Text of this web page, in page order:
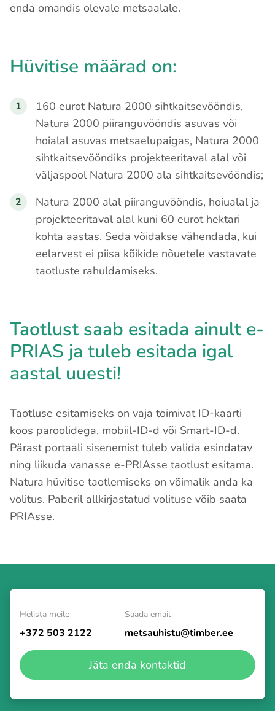
enda omandis olevale metsaalale.
Hüvitise määrad on:
160 eurot Natura 2000 sihtkaitsevööndis,
Natura 2000 piiranguvööndis asuvas või
hoialal asuvas metsaelupaigas, Natura 2000
sihtkaitsevööndiks projekteeritaval alal või
väljaspool Natura 2000 ala sihtkaitsevööndis;
Natura 2000 alal piiranguvööndis, hoiualal ja
projekteeritaval alal kuni 60 eurot hektari
kohta aastas. Seda võidakse vähendada, kui
eelarvest ei piisa kõikide nõuetele vastavate
taotluste rahuldamiseks.
Taotlust saab esitada ainult e-
PRIAS ja tuleb esitada igal
aastal uuesti!
Taotluse esitamiseks on vaja toimivat ID-kaarti
koos paroolidega, mobiil-ID-d või Smart-ID-d.
Pärast portaali sisenemist tuleb valida esindatav
ning liikuda vanasse e-PRIAsse taotlust esitama.
Natura hüvitise taotlemiseks on võimalik anda ka
volitus. Paberil allkirjastatud volituse võib saata
PRIAsse.
Helista meile
+372 503 2122
Saada email
metsauhistu@timber.ee
Jäta enda kontaktid